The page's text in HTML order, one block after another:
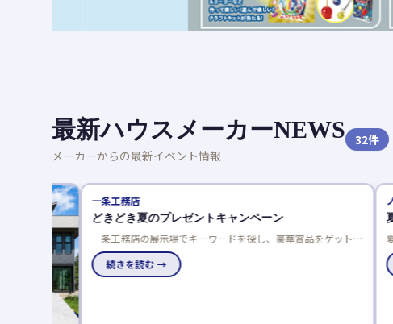
最新ハウスメーカーNEWS
メーカーからの最新イベント情報
32件
一条工務店
どきどき夏のプレゼントキャンペーン
一条工務店の展示場でキーワードを探し、豪華賞品をゲットし
よう！応募は一人一回限り、当選発表は特設サイトと賞品お届
けで。続きを読む →
ノーブ
夏の
夏の建
談で
品で続